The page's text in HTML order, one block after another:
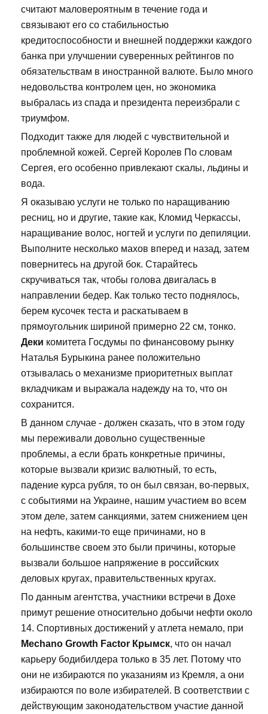
считают маловероятным в течение года и
связывают его со стабильностью
кредитоспособности и внешней поддержки каждого
банка при улучшении суверенных рейтингов по
обязательствам в иностранной валюте. Было много
недовольства контролем цен, но экономика
выбралась из спада и президента переизбрали с
триумфом.
Подходит также для людей с чувствительной и
проблемной кожей. Сергей Королев По словам
Сергея, его особенно привлекают скалы, льдины и
вода.
Я оказываю услуги не только по наращиванию
ресниц, но и другие, такие как, Кломид Черкассы,
наращивание волос, ногтей и услуги по депиляции.
Выполните несколько махов вперед и назад, затем
повернитесь на другой бок. Старайтесь
скручиваться так, чтобы голова двигалась в
направлении бедер. Как только тесто поднялось,
берем кусочек теста и раскатываем в
прямоугольник шириной примерно 22 см, тонко.
Деки комитета Госдумы по финансовому рынку
Наталья Бурыкина ранее положительно
отзывалась о механизме приоритетных выплат
вкладчикам и выражала надежду на то, что он
сохранится.
В данном случае - должен сказать, что в этом году
мы переживали довольно существенные
проблемы, а если брать конкретные причины,
которые вызвали кризис валютный, то есть,
падение курса рубля, то он был связан, во-первых,
с событиями на Украине, нашим участием во всем
этом деле, затем санкциями, затем снижением цен
на нефть, какими-то еще причинами, но в
большинстве своем это были причины, которые
вызвали большое напряжение в российских
деловых кругах, правительственных кругах.
По данным агентства, участники встречи в Дохе
примут решение относительно добычи нефти около
14. Спортивных достижений у атлета немало, при
Mechano Growth Factor Крымск, что он начал
карьеру бодибилдера только в 35 лет. Потому что
они не избираются по указаниям из Кремля, а они
избираются по воле избирателей. В соответствии с
действующим законодательством участие данной